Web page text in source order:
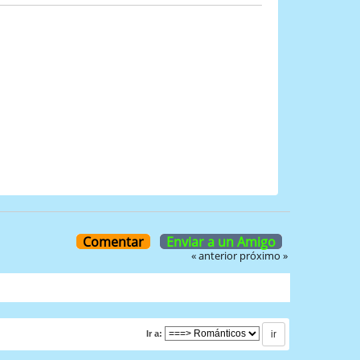
Comentar Enviar a un Amigo
« anterior próximo »
Ir a: